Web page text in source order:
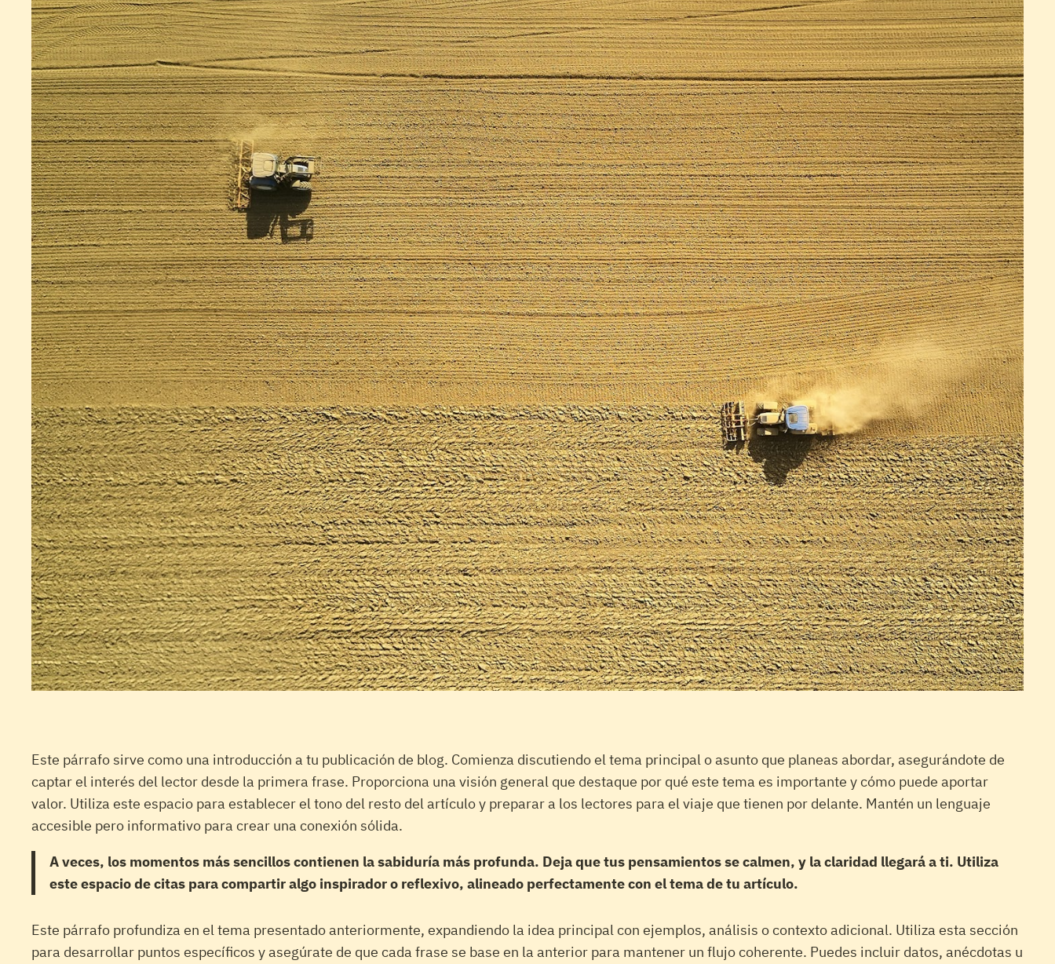
Este párrafo sirve como una introducción a tu publicación de blog. Comienza discutiendo el tema principal o asunto que planeas abordar, asegurándote de
captar el interés del lector desde la primera frase. Proporciona una visión general que destaque por qué este tema es importante y cómo puede aportar
valor. Utiliza este espacio para establecer el tono del resto del artículo y preparar a los lectores para el viaje que tienen por delante. Mantén un lenguaje
accesible pero informativo para crear una conexión sólida.
A veces, los momentos más sencillos contienen la sabiduría más profunda. Deja que tus pensamientos se calmen, y la claridad llegará a ti. Utiliza
este espacio de citas para compartir algo inspirador o reflexivo, alineado perfectamente con el tema de tu artículo.
Este párrafo profundiza en el tema presentado anteriormente, expandiendo la idea principal con ejemplos, análisis o contexto adicional. Utiliza esta sección
para desarrollar puntos específicos y asegúrate de que cada frase se base en la anterior para mantener un flujo coherente. Puedes incluir datos, anécdotas u